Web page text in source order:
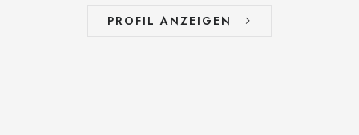
PROFIL ANZEIGEN